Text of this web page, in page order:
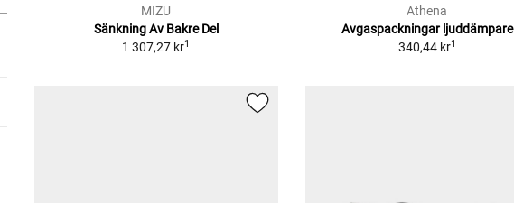
MIZU
Sänkning Av Bakre Del
1 307,27 kr1
Athena
Avgaspackningar ljuddämpare
340,44 kr1